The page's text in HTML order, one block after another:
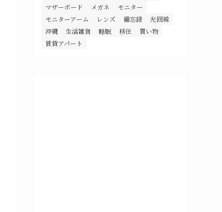
マザーボード
メガネ
モニター
モニターアーム
レンズ 備忘録
光回線
沖縄
生活雑貨 睡眠 移住
買い物
賃貸アパート